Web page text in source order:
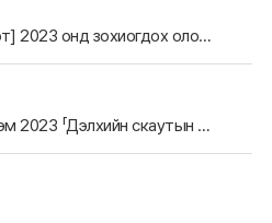
[Монгол, Улаанбаатар хот] 2023 онд зохиогдох олон улсын арга хэмжээний тов
[Жоллабүг муж] Сэмангэм 2023 「Дэлхийн скаутын 25 дахь Жембори」 болно